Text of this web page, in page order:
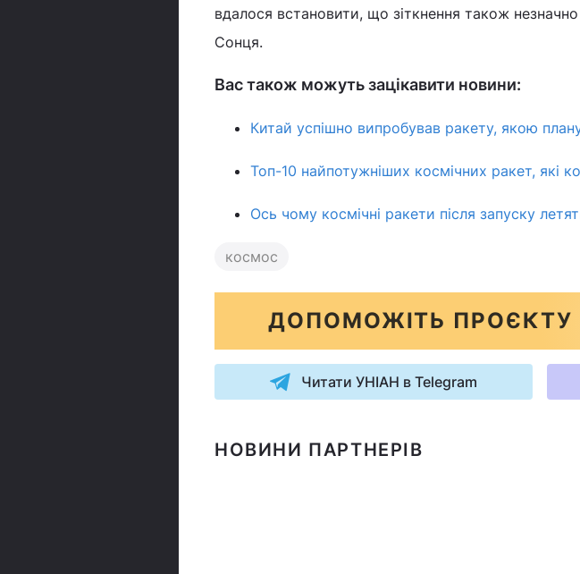
вдалося встановити, що зіткнення також
Сонця.
Вас також можуть зацікавити новини:
Китай успішно випробував ракету, якою
Топ-10 найпотужніших космічних ракет, які
Ось чому космічні ракети після запуску
космос
ДОПОМОЖІТЬ ПРОЄКТУ
Читати УНІАН в Telegram
НОВИНИ ПАРТНЕРІВ